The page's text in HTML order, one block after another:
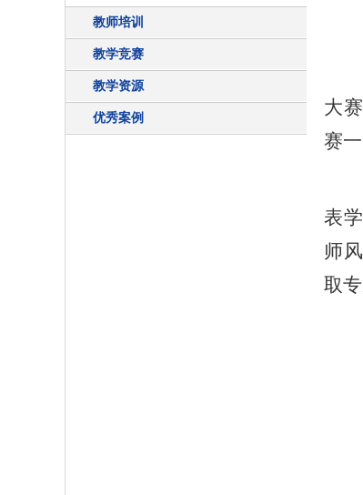
教师培训
教学竞赛
教学资源
优秀案例
大
赛
表
师
取